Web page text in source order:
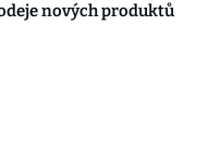
nových produktů